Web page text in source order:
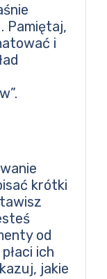
Pamiętaj,
i
krótki
od
ich
jakie